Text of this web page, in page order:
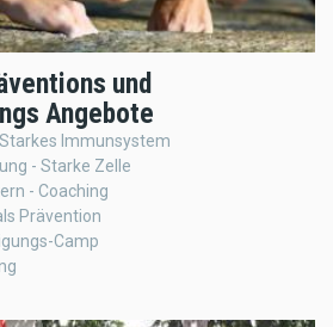
und
Angebote
Immunsystem
- Starke Zelle
- Coaching
Prävention
Camp